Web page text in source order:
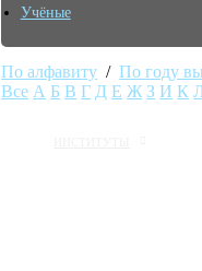
Учёные
По алфавиту /По году
Все А Б В Г Д Е Ж З И К